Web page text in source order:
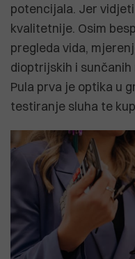
potencijala. Jer
kvalitetnije. Osim
pregleda vida,
dioptrijskih i
Pula prva je optika u
testiranje sluha te